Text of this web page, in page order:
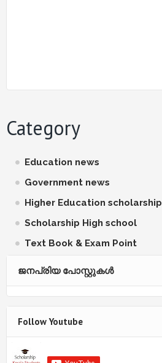
Category
Education news
Government news
Higher Education scholarship
Scholarship High school
Text Book & Exam Point
ജനപ്രിയ പോസ്റ്റുകള്‍‌
Follow Youtube